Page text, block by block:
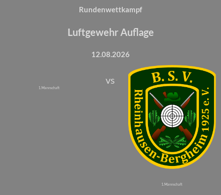
Rundenwettkampf
Luftgewehr Auflage
12.08.2026
1. Mannschaft
vs
1. Mannschaft